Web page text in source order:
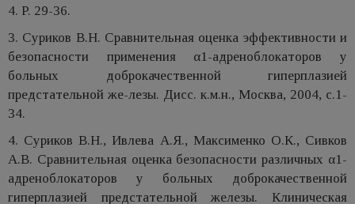
4. P. 29-36.
3. Суриков В.Н. Сравнительная оценка эффективности и
безопасности применения α1-адреноблокаторов у
больных доброкачественной гиперплазией
предстательной же-лезы. Дисс. к.м.н., Москва, 2004, с.1-
34.
4. Суриков В.Н., Ивлева А.Я., Максименко О.К., Сивков
А.В. Сравнительная оценка безопасности различных α1-
адреноблокаторов у больных доброкачественной
гиперплазией предстательной железы. Клиническая